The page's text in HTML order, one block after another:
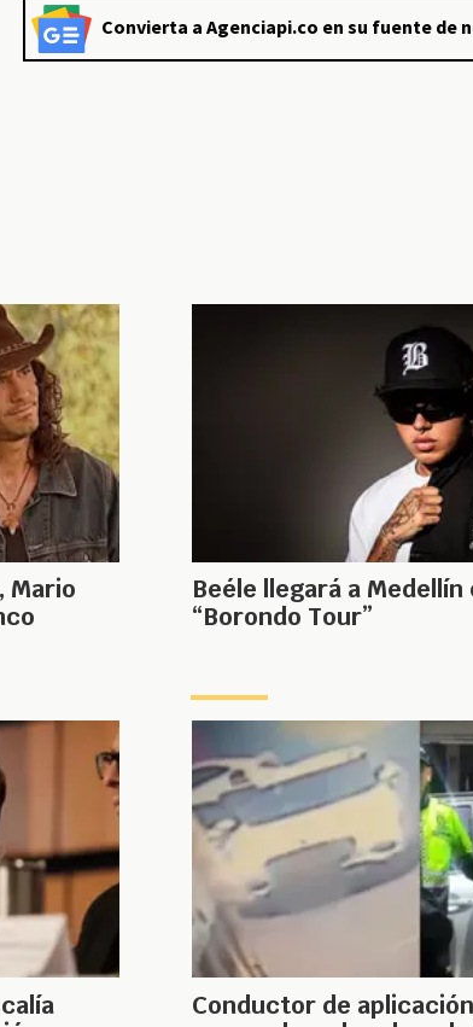
Convierta a Agenciapi.co en su fuente de
Mario
Beéle llegará a Medellín
“Borondo Tour”
Conductor de